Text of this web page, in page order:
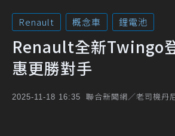
Renault 概念車 鋰電池
Renault全新Twingo
惠更勝對手
2025-11-18 16:35 聯合新聞網／老司機丹